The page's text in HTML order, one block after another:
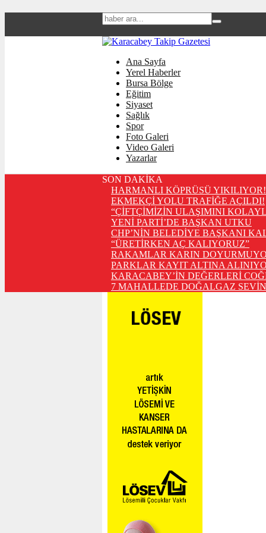
Ana Sayfa
Yerel Haberler
Bursa Bölge
Eğitim
Siyaset
Sağlık
Spor
Foto Galeri
Video Galeri
Yazarlar
SON DAKİKA
HARMANLI KÖPRÜSÜ YIKILIYOR!
EKMEKÇİ YOLU TRAFİĞE AÇILDI!
“ÇİFTÇİMİZİN ULAŞIMINI
YENİ PARTİ’DE BAŞKAN UTKU
CHP’NİN BELEDİYE BAŞKANI
“ÜRETİRKEN AÇ KALIYORUZ”
RAKAMLAR KARIN
PARKLAR KAYIT ALTINA
KARACABEY’İN DEĞERLERİ
7 MAHALLEDE DOĞALGAZ